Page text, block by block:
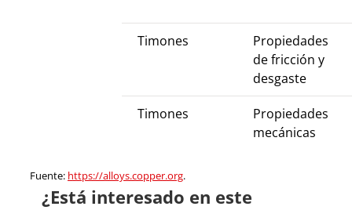
Timones
Propiedades
de fricción y
desgaste
Timones
Propiedades
mecánicas
Fuente: https://alloys.copper.org.
¿Está interesado en este